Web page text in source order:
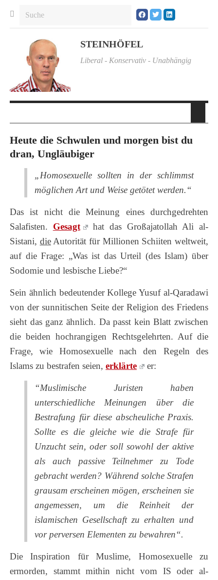
STEINHÖFEL
Liberal - Konservativ - Unabhängig
Heute die Schwulen und morgen bist du
dran, Ungläubiger
„Homosexuelle sollten in der schlimmst
möglichen Art und Weise getötet werden.“
Das ist nicht die Meinung eines durchgedrehten
Salafisten. Gesagt
hat das Großajatollah Ali al-
Sistani, dieAutorität für Millionen Schiiten weltweit,
auf die Frage: „Was ist das Urteil (des Islam) über
Sodomie und lesbische Liebe?“
Sein ähnlich bedeutender Kollege Yusuf al-Qaradawi
von der sunnitischen Seite der Religion des Friedens
sieht das ganz ähnlich. Da passt kein Blatt zwischen
die beiden hochrangigen Rechtsgelehrten. Auf die
Frage, wie Homosexuelle nach den Regeln des
Islams zu bestrafen seien, erklärte er:
“Muslimische Juristen haben
unterschiedliche Meinungen über die
Bestrafung für diese abscheuliche Praxis.
Sollte es die gleiche wie die Strafe für
Unzucht sein, oder soll sowohl der aktive
als auch passive Teilnehmer zu Tode
gebracht werden? Während solche Strafen
grausam erscheinen mögen, erscheinen sie
angemessen, um die Reinheit der
islamischen Gesellschaft zu erhalten und
vor perversen Elementen zu bewahren“.
Die Inspiration für Muslime, Homosexuelle zu
ermorden, stammt mithin nicht vom IS oder al-